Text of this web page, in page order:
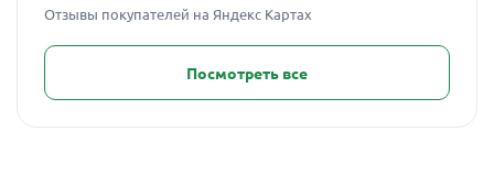
Отзывы покупателей на Яндекс Картах
Посмотреть все